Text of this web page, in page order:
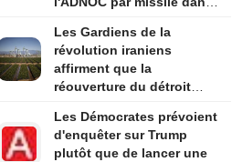
Les Gardiens de la
révolution iraniens
affirment que la
réouverture du détroit
des discussions avec
Oman
Les Démocrates prévoient
d'enquêter sur Trump
plutôt que de lancer une